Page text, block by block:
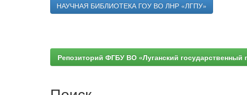
НАУЧНАЯ БИБЛИОТЕКА ГОУ ВО ЛНР «ЛГПУ»
Репозиторий ФГБУ ВО «Луганский